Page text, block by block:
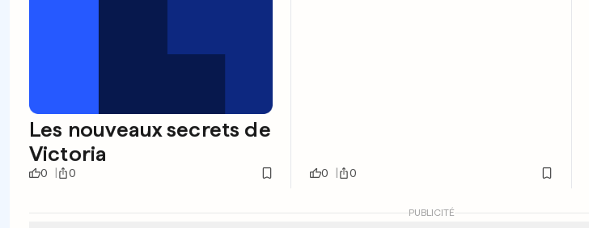
Les nouveaux secrets de
Victoria
0 0 0 0
PUBLICITÉ